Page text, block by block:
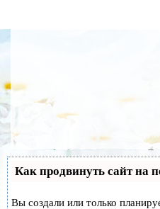
Как продвинуть сайт на
Вы создали или только